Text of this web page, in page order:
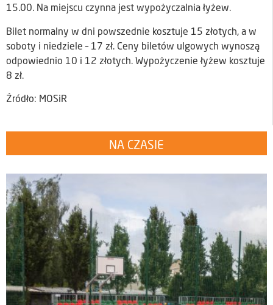
15.00. Na miejscu czynna jest wypożyczalnia łyżew.
Bilet normalny w dni powszednie kosztuje 15 złotych, a w
soboty i niedziele – 17 zł. Ceny biletów ulgowych wynoszą
odpowiednio 10 i 12 złotych. Wypożyczenie łyżew kosztuje
8 zł.
Źródło: MOSiR
NA CZASIE